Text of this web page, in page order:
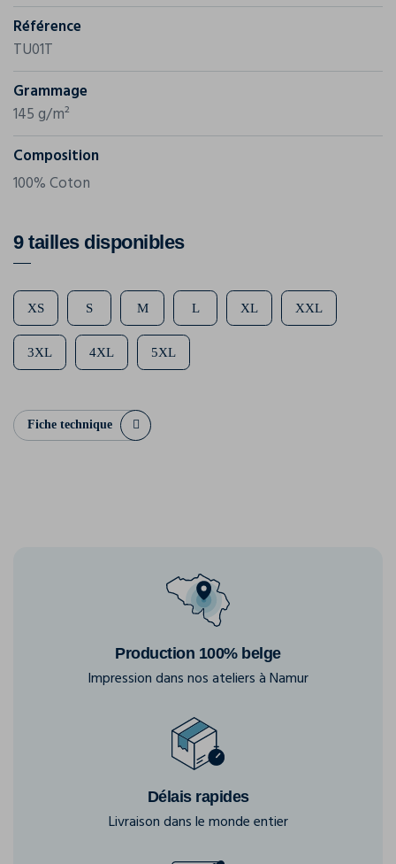
Référence
TU01T
Grammage
145 g/m²
Composition
100% Coton
9 tailles disponibles
XS S M L XL XXL
3XL 4XL 5XL
Fiche technique
Production 100% belge
Impression dans nos ateliers à Namur
Délais rapides
Livraison dans le monde entier